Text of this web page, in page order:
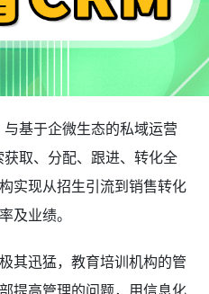
与基于企微生态的私域运营
取、分配、跟进、转化全
实现从招生引流到销售转化
及业绩。
其迅猛，教育培训机构的管